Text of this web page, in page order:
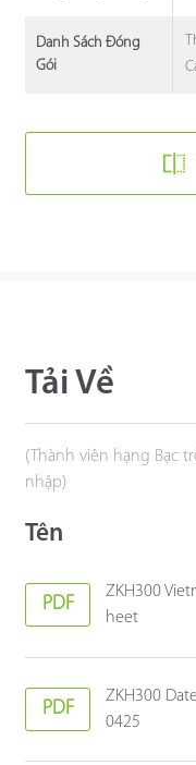
Danh Sách Đóng
Gói
Tải Về
(Thành viên hạng Bạc
nhập)
Tên
PDF
ZKH300
heet
PDF
ZKH300
0425